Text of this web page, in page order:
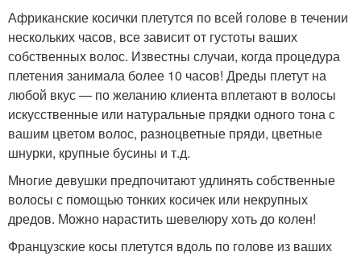
Африканские косички плетутся по всей голове в течении
нескольких часов, все зависит от густоты ваших
собственных волос. Известны случаи, когда процедура
плетения занимала более 10 часов! Дреды плетут на
любой вкус — по желанию клиента вплетают в волосы
искусственные или натуральные прядки одного тона с
вашим цветом волос, разноцветные пряди, цветные
шнурки, крупные бусины и т.д.
Многие девушки предпочитают удлинять собственные
волосы с помощью тонких косичек или некрупных
дредов. Можно нарастить шевелюру хоть до колен!
Французские косы плетутся вдоль по голове из ваших